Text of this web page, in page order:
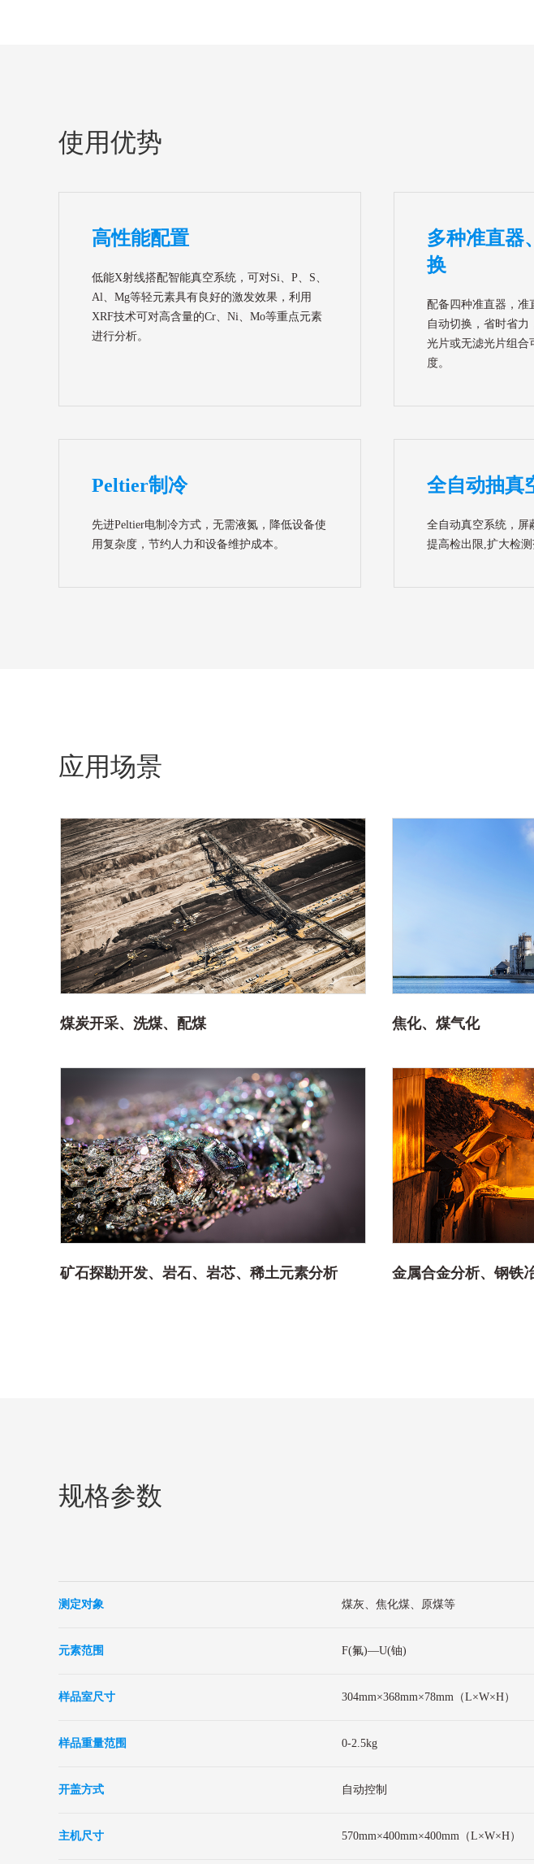
使用优势
高性能配置
低能X射线搭配智能真空系统，可对Si、P、S、
Al、Mg等轻元素具有良好的激发效果，利用
XRF技术可对高含量的Cr、Ni、Mo等重点元素
进行分析。
多种准直器
换
配备四种准直器，准
自动切换，省时省
光片或无滤光片组合
度。
Peltier制冷
先进Peltier电制冷方式，无需液氮，降低设备使
用复杂度，节约人力和设备维护成本。
全自动抽真
全自动真空系统，屏
提高检出限,扩大检测
应用场景
煤炭开采、洗煤、配煤 焦化、煤气化
矿石探勘开发、岩石、岩芯、稀土元素分析 金属合金分析、钢铁
规格参数
测定对象 煤灰、焦化煤、原煤等
元素范围 F(氟)—U(铀)
样品室尺寸 304mm×368mm×78mm（L×W×H）
样品重量范围 0-2.5kg
开盖方式 自动控制
主机尺寸 570mm×400mm×400mm（L×W×H）